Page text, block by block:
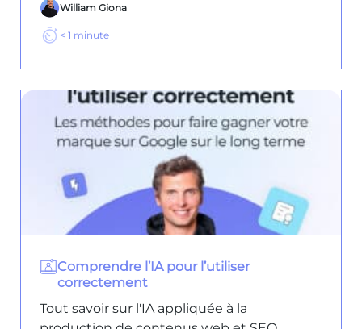
William Giona
< 1 minute
Comprendre l’IA pour l’utiliser
correctement
Tout savoir sur l'IA appliquée à la